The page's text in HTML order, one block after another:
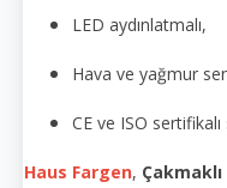
LED aydınlatmalı,
Hava ve yağmur
CE ve ISO
Haus Fargen, Çakmaklı